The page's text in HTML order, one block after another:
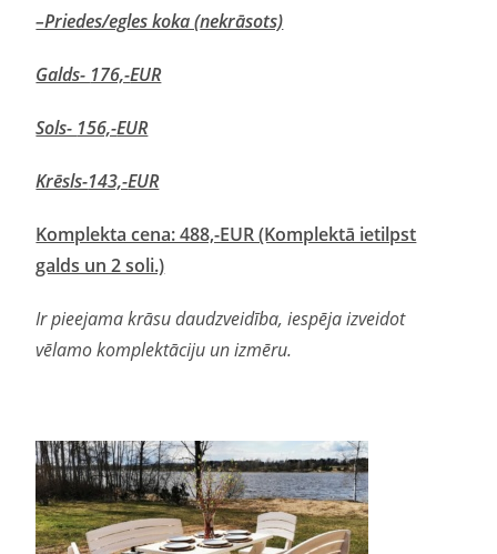
–Priedes/egles koka (nekrāsots)
Galds- 176,-EUR
Sols- 156,-EUR
Krēsls-143,-EUR
Komplekta cena: 488,-EUR (Komplektā ietilpst
galds un 2 soli.)
Ir pieejama krāsu daudzveidība, iespēja izveidot
vēlamo komplektāciju un izmēru.